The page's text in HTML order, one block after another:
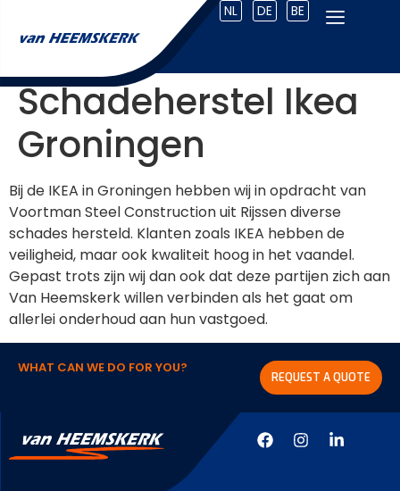
NL DE BE
Schadeherstel Ikea
Groningen
Bij de IKEA in Groningen hebben wij in opdracht van
Voortman Steel Construction uit Rijssen diverse
schades hersteld. Klanten zoals IKEA hebben de
veiligheid, maar ook kwaliteit hoog in het vaandel.
Gepast trots zijn wij dan ook dat deze partijen zich aan
Van Heemskerk willen verbinden als het gaat om
allerlei onderhoud aan hun vastgoed.
WHAT CAN WE DO FOR YOU?
REQUEST A QUOTE